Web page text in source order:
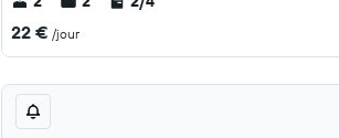
22 € /jour